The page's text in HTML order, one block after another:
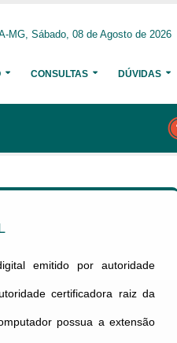
MG, Sábado, 08 de Agosto de 2026
CONSULTAS DÚVIDAS
emitido por autoridade
certificadora raiz da
possua a extensão